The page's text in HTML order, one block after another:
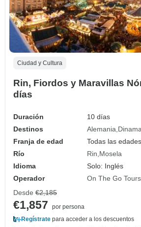
Ciudad y Cultura
Rin, Fiordos y Maravillas
días
Duración
10 días
Destinos
Alemania
Franja de edad
Todas las
Río
Rin Mosela
Idioma
Solo: Inglés
Operador
On The Go Tours
Desde €2,185
€1,857
por persona
Regístrate para acceder a los descuentos